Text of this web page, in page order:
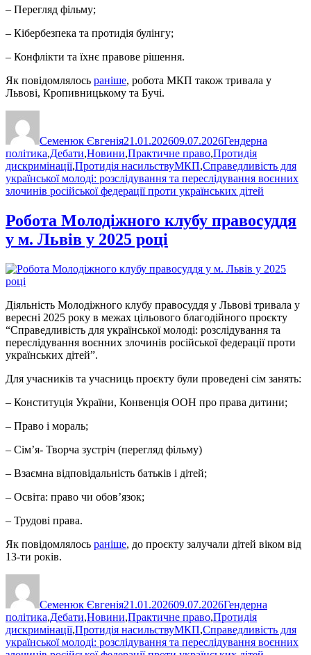
– Перегляд фільму;
– Кібербезпека та протидія булінгу;
– Конфлікти та їхнє правове рішення.
Як повідомлялось раніше, робота МКП також тривала у
Львові, Кропивницькому та Бучі.
Семенюк Євгенія21.01.202609.07.2026Гендерна
політика,Дебати,Новини,Практичне право,Протидія
дискримінації,Протидія насильствуПозначки
МКП,Справедливість для
української молоді: розслідування та переслідування воєнних
злочинів російської федерації проти українських дітей
Робота Молодіжного клубу правосуддя
у м. Львів у 2025 році
Діяльність Молодіжного клубу правосуддя у Львові тривала у
вересні 2025 року в межах цільового благодійного проєкту
“Справедливість для української молоді: розслідування та
переслідування воєнних злочинів російської федерації проти
українських дітей”.
Для учасників та учасниць проєкту були проведені сім занять:
– Конституція України, Конвенція ООН про права дитини;
– Право і мораль;
– Сім’я- Творча зустріч (перегляд фільму)
– Взаємна відповідальність батьків і дітей;
– Освіта: право чи обов’язок;
– Трудові права.
Як повідомлялось раніше, до проєкту залучали дітей віком від
13-ти років.
Семенюк Євгенія21.01.202609.07.2026Гендерна
політика,Дебати,Новини,Практичне право,Протидія
дискримінації,Протидія насильствуПозначки
МКП,Справедливість для
української молоді: розслідування та переслідування воєнних